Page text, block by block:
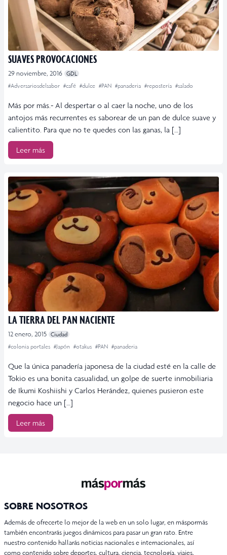
SUAVES PROVOCACIONES
29 noviembre, 2016 GDL
#Adversariosdelsabor #café #dulce #PAN #panaderia #repostería #salado
Más por más.- Al despertar o al caer la noche, uno de los
antojos más recurrentes es saborear de un pan de dulce suave y
calientito. Para que no te quedes con las ganas, la […]
Leer más
LA TIERRA DEL PAN NACIENTE
12 enero, 2015 Ciudad
#colonia portales #Japón #otakus #PAN #panaderia
Que la única panadería japonesa de la ciudad esté en la calle de
Tokio es una bonita casualidad, un golpe de suerte inmobiliaria
de Ikumi Koshiishi y Carlos Herández, quienes pusieron este
negocio hace un […]
Leer más
SOBRE NOSOTROS
Además de ofrecerte lo mejor de la web en un solo lugar, en máspormás
también encontrarás juegos dinámicos para pasar un gran rato. Entre
nuestro contenido hallarás noticias nacionales e internacionales, así
como contenido sobre deportes, cultura, ciencia, tecnología, viajes,